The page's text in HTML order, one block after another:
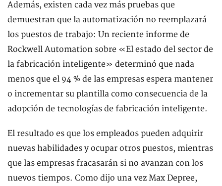
Además, existen cada vez más pruebas que
demuestran que la automatización no reemplazará
los puestos de trabajo: Un reciente informe de
Rockwell Automation sobre «El estado del sector de
la fabricación inteligente» determinó que nada
menos que el 94 % de las empresas espera mantener
o incrementar su plantilla como consecuencia de la
adopción de tecnologías de fabricación inteligente.
El resultado es que los empleados pueden adquirir
nuevas habilidades y ocupar otros puestos, mientras
que las empresas fracasarán si no avanzan con los
nuevos tiempos. Como dijo una vez Max Depree,